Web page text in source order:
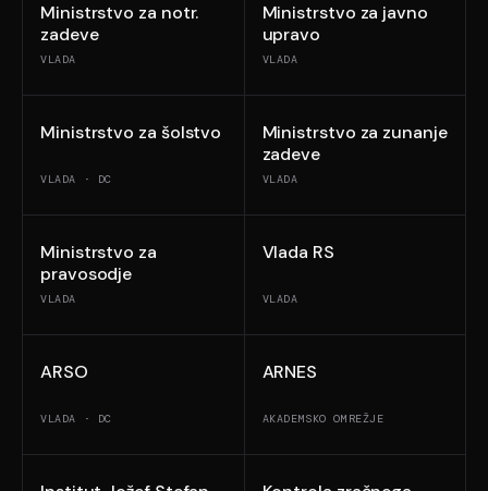
Ministrstvo za notr.
zadeve
VLADA
Ministrstvo za javno
upravo
VLADA
Ministrstvo za šolstvo
VLADA · DC
Ministrstvo za zunanje
zadeve
VLADA
Ministrstvo za
pravosodje
VLADA
Vlada RS
VLADA
ARSO
VLADA · DC
ARNES
AKADEMSKO OMREŽJE